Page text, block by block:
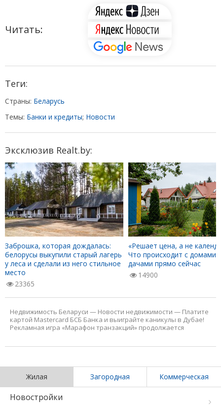
Читать:
Теги:
Страны: Беларусь
Темы: Банки и кредиты; Новости
Эксклюзив Realt.by:
Заброшка, которая дождалась:
белорусы выкупили старый лагерь
у леса и сделали из него стильное
место
23365
«Решает цена, а не
Что происходит с домами
дачами прямо сейчас
14900
Недвижимость Беларуси — Новости недвижимости — Платите
картой Mastercard БСБ Банка и выиграйте каникулы в Дубае!
Рекламная игра «Марафон транзакций» продолжается
Жилая Загородная Коммерческая
Новостройки